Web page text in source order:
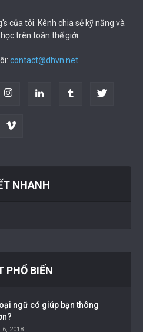
của tôi. Kênh chia sẻ kỹ năng và
trên toàn thế giới.
contact@dhvn.net
NHANH
PHỔ BIẾN
ngữ có giúp bạn thông
6, 2018